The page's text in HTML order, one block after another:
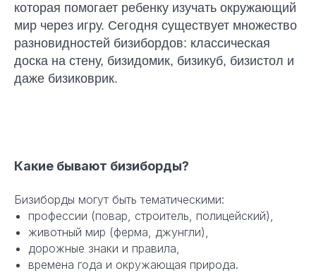
которая помогает ребенку изучать окружающий
мир через игру. Сегодня существует множество
разновидностей бизибордов: классическая
доска на стену, бизидомик, бизикуб, бизистол и
даже бизиковрик.
Какие бывают бизиборды?
Бизиборды могут быть тематическими:
профессии (повар, строитель, полицейский),
животный мир (ферма, джунгли),
дорожные знаки и правила,
времена года и окружающая природа.